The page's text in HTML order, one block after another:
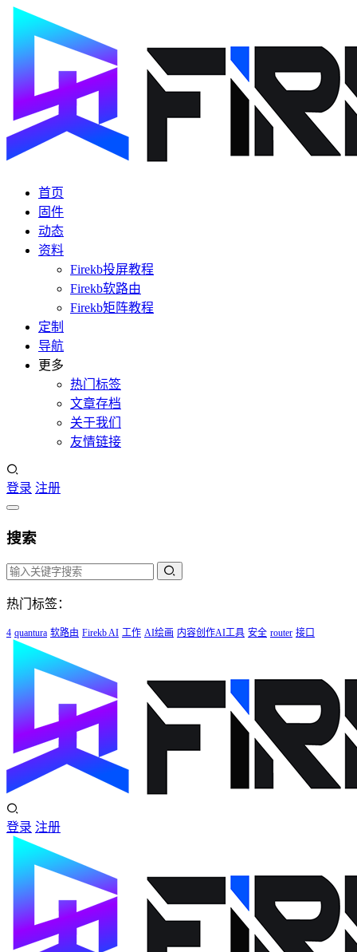
首页
固件
动态
资料
Firekb投屏教程
Firekb软路由
Firekb矩阵教程
定制
导航
更多
热门标签
文章存档
关于我们
友情链接
登录 注册
搜索
热门标签：
4 quantura 软路由 Firekb AI 工作 AI绘画 内容创作AI工具 安全 router 接口
登录 注册